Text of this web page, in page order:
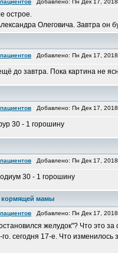
Добавлено: Пн Дек 17,
острое.
Олеговича. Завтра он
Добавлено: Пн Дек 17,
до завтра. Пока картина не
Добавлено: Пн Дек 17,
30 - 1 горошину
Добавлено: Пн Дек 17,
30 - 1 горошину
кормящей мамы
Добавлено: Пн Дек 17,
желудок"? Что это
сегодня 17-е. Что изменилось